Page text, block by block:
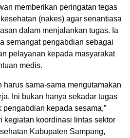
memberikan peringatan tegas
(nakes) agar senantiasa
dalam menjalankan tugas. Ia
semangat pengabdian sebagai
pelayanan kepada masyarakat
medis.
harus sama-sama mengutamakan
Ini bukan hanya sekadar tugas
pengabdian kepada sesama,”
kegiatan koordinasi lintas sektor
Kabupaten Sampang,